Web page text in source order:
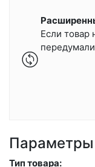
Если товар
передумали
Параметры
Тип товара: